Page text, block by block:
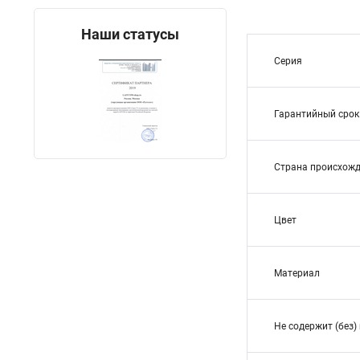
Наши статусы
Серия
Гарантийный срок
Страна
Цвет
Материал
Не содержит (без)